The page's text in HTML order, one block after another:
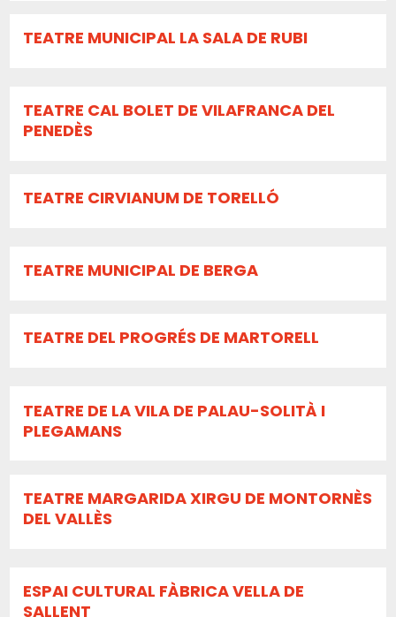
TEATRE MUNICIPAL LA SALA DE RUBI
TEATRE CAL BOLET DE VILAFRANCA DEL
PENEDÈS
TEATRE CIRVIANUM DE TORELLÓ
TEATRE MUNICIPAL DE BERGA
TEATRE DEL PROGRÉS DE MARTORELL
TEATRE DE LA VILA DE PALAU-SOLITÀ I
PLEGAMANS
TEATRE MARGARIDA XIRGU DE MONTORNÈS
DEL VALLÈS
ESPAI CULTURAL FÀBRICA VELLA DE
SALLENT